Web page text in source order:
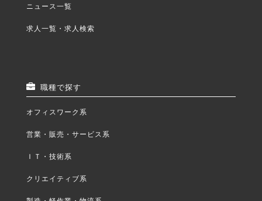
ニュース一覧
求人一覧・求人検索
職種で探す
オフィスワーク系
営業・販売・サービス系
ＩＴ・技術系
クリエイティブ系